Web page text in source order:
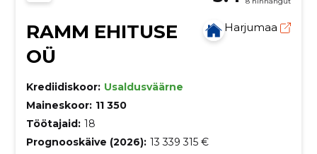
RAMM EHITUSE
OÜ
Harjumaa
Krediidiskoor: Usaldusväärne
Maineskoor: 11 350
Töötajaid: 18
Prognooskäive (2026): 13 339 315 €